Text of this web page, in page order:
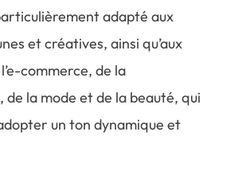
adapté aux
et créatives, ainsi qu’aux
commerce, de la
de la mode et de la beauté, qui
un ton dynamique et